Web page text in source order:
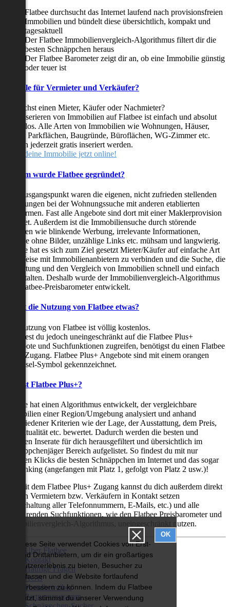
Diese Seite verwendet Cookies von Erst-
und Drittanbietern, um dir ein großartiges
Nutzererlebnis zu bieten, Besucher zu
erfassen und die Website fortlaufend
verbessern zu können. Indem du Flatbee
nutzt, stimmst du unserer Verwendung
OK
Flatbee durchsucht das Internet laufend nach provisionsfreien
Immobilien und bündelt diese übersichtlich, kompakt und
tagesaktuell
Der Flatbee Immobilienvergleich-Algorithmus filtert dir die
besten Schnäppchen heraus
Der Flatbee Barometer zeigt dir an, ob eine Immobilie günstig
oder teuer ist
Vorteile für Vermieter und Verkäufer?
Du suchst einen Mieter, Käufer oder Nachmieter?
Das Inserieren von Immobilien auf Flatbee ist einfach und absolut
kostenlos. Alle Arten von Immobilien wie Wohnungen, Häuser,
Villen, Parkflächen, Baugründe, Büroflächen, WG-Zimmer etc.
können jederzeit gratis inseriert werden.
Stelle deine Immobilie jetzt online!
Warum wurde Flatbee gegründet?
Der Ausgangspunkt waren die eigenen, nicht zufrieden stellenden
Erfahrungen bei der Wohnungssuche mit anderen etablierten
Plattformen. Fast alle Angebote sind dort mit einer Maklerprovision
behaftet. Außerdem ist die Immobiliensuche durch störende
Faktoren wie blinkende Werbung, irrelevante Informationen,
Inserate ohne Bilder, unzählige Links etc. mühsam und langwierig.
Flatbee hat es sich zum Ziel gesetzt Mieter/Käufer auf einfache Art
und Weise mit Immobilienanbietern zu verbinden und die Suche, die
Bewertung und den Vergleich von Immobilien schnell und einfach
zu gestalten. Deshalb wurde der Immobilienvergleich-Algorithmus
und Flatbee-Preisbarometer entwickelt.
Kostet die Nutzung von Flatbee etwas?
Die Nutzung von Flatbee ist völlig kostenlos.
Möchtest du jedoch uneingeschränkt auf die Flatbee Plus+
Angebote und Suchfunktionen zugreifen, benötigst du einen Flatbee
Plus+ Zugang. Flatbee Plus+ Angebote sind mit einem orangen
Schlüssel-Symbol gekennzeichnet.
Was ist Flatbee Plus+?
Flatbee hat einen Algorithmus entwickelt, der vergleichbare
Immobilien einer Region/Umgebung analysiert und anhand
verschiedener Kriterien wie der Lage, der Ausstattung, dem Preis,
der Aktualität etc. bewertet. Dadurch werden die besten und
neuesten Inserate für dich herausgefiltert und übersichtlich im
Schnäppchenjäger Bereich aufgelistet. So findest du mit nur
wenigen Klicks die besten Schnäppchen im Internet und das sogar
als Ranking (angefangen mit Platz 1, gefolgt von Platz 2 usw.)!
Nur mit dem Flatbee Plus+ Zugang kannst du dich außerdem direkt
mit den Vermietern bzw. Verkäufern in Kontakt setzen
(Freischaltung aller Telefonnummern, E-Mails, etc.) und alle
zeitsparenden Suchfunktionen, wie den Flatbee Preisbarometer und
Immobilienvergleich-Algorithmus, uneingeschränkt nutzen.
Über Flatbee
Kontakt
Häufige Fragen
AGB
Portalbetreiber
Partnerprogramm